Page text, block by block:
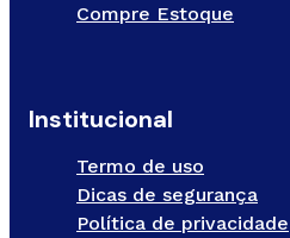
Compre Estoque
Institucional
Termo de uso
Dicas de segurança
Política de privacidade